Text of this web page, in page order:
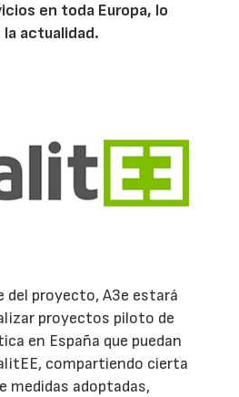
en toda Europa, lo
actualidad.
del proyecto, A3e estará
proyectos piloto de
en España que puedan
compartiendo cierta
medidas adoptadas,